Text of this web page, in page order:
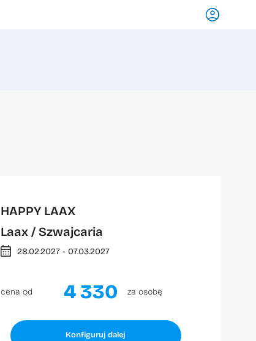
HAPPY LAAX
Laax / Szwajcaria
28.02.2027 - 07.03.2027
cena od 4 330 za osobę
Konfiguruj dalej